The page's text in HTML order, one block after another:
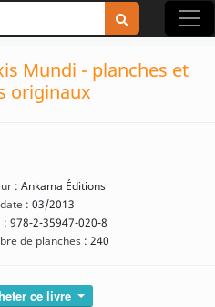
Mundi - planches et
originaux
: Ankama Éditions
: 03/2013
: 978-2-35947-020-8
de planches : 240
ce livre